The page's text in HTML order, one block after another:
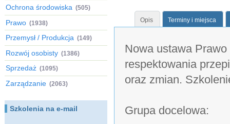
Ochrona środowiska (505)
Prawo (1938)
Przemysł / Produkcja (149)
Rozwój osobisty (1386)
Sprzedaż (1095)
Zarządzanie (2063)
Szkolenia na e-mail
Opis Terminy i miejsca
Nowa ustawa
respektowania
oraz zmian.
Grupa docelowa: